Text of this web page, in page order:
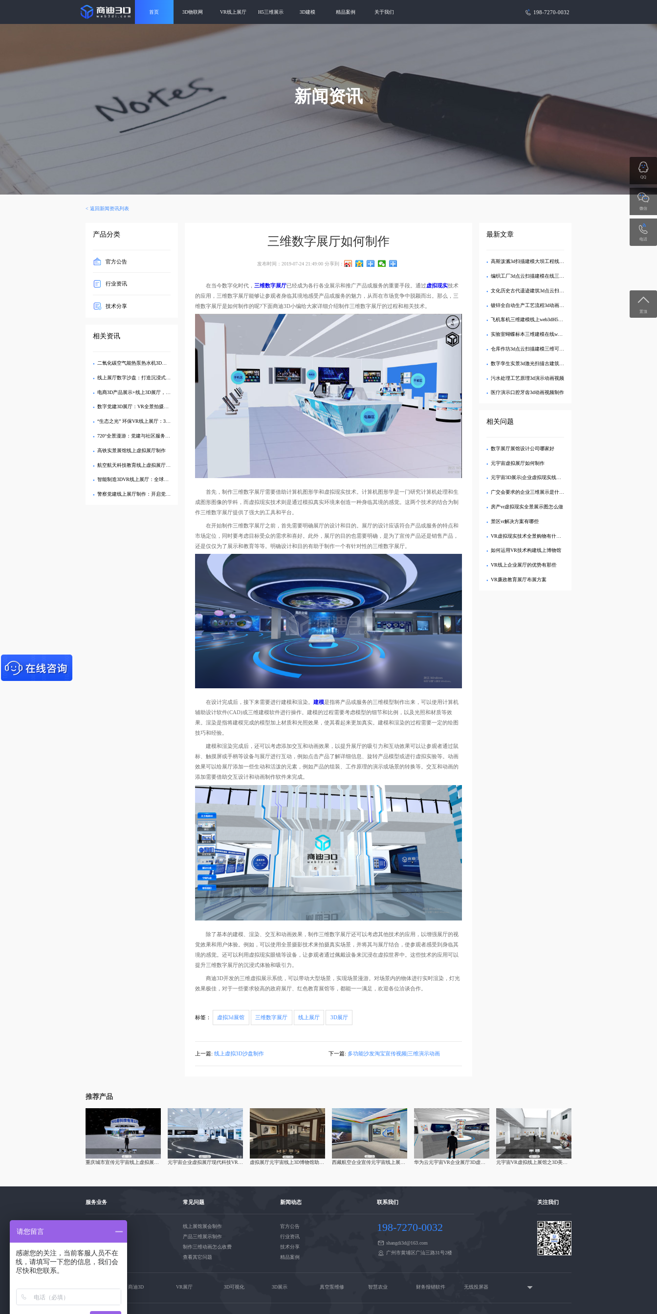
首页 3D物联网 VR线上展厅 H5三维展示 3D建模 精品案例 关于我们 198-7270-0032
新闻资讯
< 返回新闻资讯列表
产品分类
官方公告
行业资讯
技术分享
相关资讯
二氧化碳空气能热泵热水机3D建模 - 沉浸式3D展厅展示
线上展厅数字沙盘：打造沉浸式三维展示的终极解决方案
电商3D产品展示+线上3D展厅，打造沉浸式购物体验
数字党建3D展厅：VR全景拍摄技术，沉浸式激发党建新力量
“生态之光” 环保VR线上展厅：360度全景探索可持续发展奥秘
720°全景漫游：党建与社区服务VR线上展厅
高铁实景展馆线上虚拟展厅制作
航空航天科技教育线上虚拟展厅制作
智能制造3DVR线上展厅：全球工业贸易数字化展示新趋势
警察党建线上展厅制作：开启党建工作新征程
三维数字展厅如何制作
发布时间：2019-07-24 21:49:00 分享到：
在当今数字化时代， 三维数字展厅已经成为各行各业展示和推广产品或服务的重要手段。通过虚拟现实技术
的应用，三维数字展厅能够让参观者身临其境地感受产品或服务的魅力，从而在市场竞争中脱颖而出。那么，三
维数字展厅是如何制作的呢?下面商迪3D小编给大家详细介绍制作三维数字展厅的过程和相关技术。
首先，制作三维数字展厅需要借助计算机图形学和虚拟现实技术。计算机图形学是一门研究计算机处理和生
成图形图像的学科，而虚拟现实技术则是通过模拟真实环境来创造一种身临其境的感觉。这两个技术的结合为制
作三维数字展厅提供了强大的工具和平台。
在开始制作三维数字展厅之前，首先需要明确展厅的设计和目的。展厅的设计应该符合产品或服务的特点和
市场定位，同时要考虑目标受众的需求和喜好。此外，展厅的目的也需要明确，是为了宣传产品还是销售产品，
还是仅仅为了展示和教育等等。明确设计和目的有助于制作一个有针对性的三维数字展厅。
在设计完成后，接下来需要进行建模和渲染。 建模是指将产品或服务的三维模型制作出来，可以使用计算机
辅助设计软件(CAD)或三维建模软件进行操作。建模的过程需要考虑模型的细节和比例，以及光照和材质等效
果。渲染是指将建模完成的模型加上材质和光照效果，使其看起来更加真实。建模和渲染的过程需要一定的绘图
技巧和经验。
建模和渲染完成后，还可以考虑添加交互和动画效果，以提升展厅的吸引力和互动效果可以让参观者通过鼠
标、触摸屏或手柄等设备与展厅进行互动，例如点击产品了解详细信息、旋转产品模型或进行虚拟实验等。动画
效果可以给展厅添加一些生动和活泼的元素，例如产品的组装、工作原理的演示或场景的转换等。交互和动画的
添加需要借助交互设计和动画制作软件来完成。
除了基本的建模、渲染、交互和动画效果，制作三维数字展厅还可以考虑其他技术的应用，以增强展厅的视
觉效果和用户体验。例如，可以使用全景摄影技术来拍摄真实场景，并将其与展厅结合，使参观者感受到身临其
境的感觉。还可以利用虚拟现实眼镜等设备，让参观者通过佩戴设备来沉浸在虚拟世界中。这些技术的应用可以
提升三维数字展厅的沉浸式体验和吸引力。
商迪3D开发的三维虚拟展示系统，可以带动大型场景，实现场景漫游。对场景内的物体进行实时渲染，灯光
效果极佳，对于一些要求较高的政府展厅、红色教育展馆等，都能一一满足，欢迎各位洽谈合作。
标签： 虚拟3d展馆 三维数字展厅 线上展厅 3D展厅
上一篇: 线上虚拟3D沙盘制作 下一篇: 多功能沙发淘宝宣传视频|三维演示动画
最新文章
高斯泼溅3d扫描建模大坝工程线上三维可视化管理
编织工厂3d点云扫描建模在线三维可视化展示
文化历史古代遗迹建筑3d点云扫描建模展示
镀锌全自动生产工艺流程3d动画视频演示制作
飞机客机三维建模线上web3dH5互动展示
实验室蝴蝶标本三维建模在线web3d交互展示
仓库作坊3d点云扫描建模三维可视化管理
数字孪生实景3d激光扫描古建筑建模可视化
污水处理工艺原理3d演示动画视频
医疗演示口腔牙齿3d动画视频制作
相关问题
数字展厅展馆设计公司哪家好
元宇宙虚拟展厅如何制作
元宇宙3D展示|企业虚拟现实线上展厅的优势凸显
广交会要求的企业三维展示是什么软件做的
房产vr虚拟现实全景展示图怎么做
景区vr解决方案有哪些
VR虚拟现实技术全景购物有什么优势
如何运用VR技术构建线上博物馆
VR线上企业展厅的优势有那些
VR廉政教育展厅布展方案
推荐产品
QQ
微信
电话
置顶
服务业务
3D建模动画
常见问题
线上展馆展会制作
产品三维展示制作
制作三维动画怎么收费
查看其它问题
新闻动态
官方公告
行业资讯
技术分享
精品案例
联系我们
198-7270-0032
shangdi3d@163.com
广州市黄埔区广汕三路31号2楼
关注我们
商迪3D VR展厅 3D可视化 3D展示 真空泵维修 智慧农业 财务报销软件 无线投屏器
请您留言
感谢您的关注，当前客服人员不在
线，请填写一下您的信息，我们会
尽快和您联系。